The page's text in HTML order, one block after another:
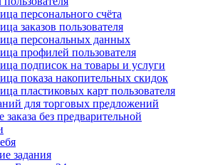
персонального счёта
заказов пользователя
персональных данных
профилей пользователя
подписок на товары и услуги
показа накопительных скидок
пластиковых карт пользователя
для торговых предложений
без предварительной
задания